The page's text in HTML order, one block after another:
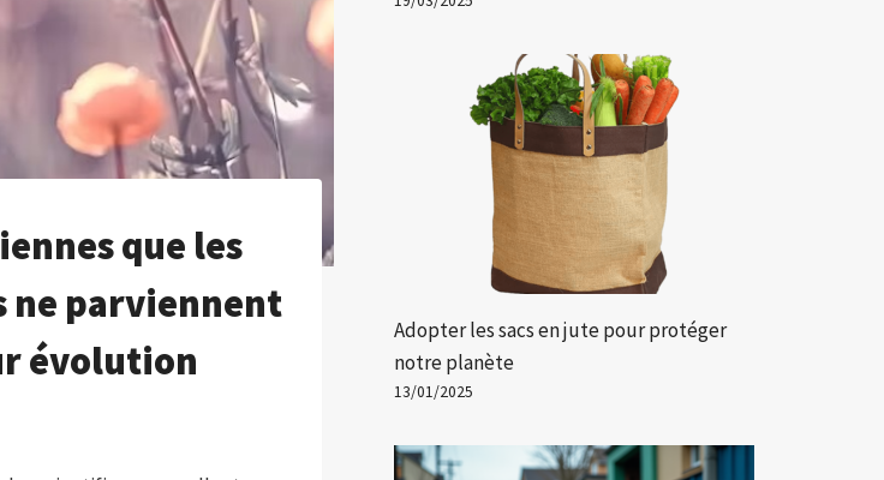
que les
ne parviennent
évolution
Adopter les sacs en jute pour protéger
notre planète
13/01/2025